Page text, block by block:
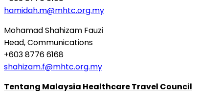
hamidah.m@mhtc.org.my
Mohamad Shahizam Fauzi
Head, Communications
+603 8776 6168
shahizam.f@mhtc.org.my
Tentang Malaysia Healthcare Travel Council